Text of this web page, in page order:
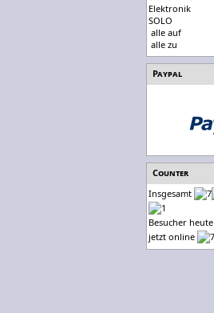
Elektronik
SOLO
alle auf
alle zu
Paypal
Counter
Insgesamt
Besucher heute
jetzt online